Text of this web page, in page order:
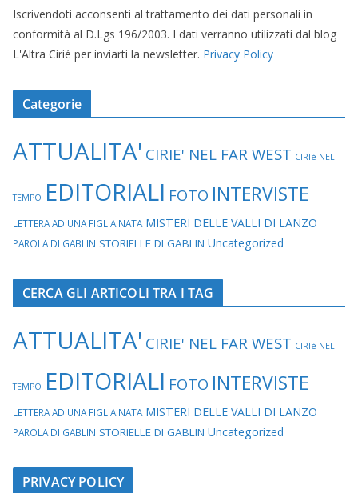
Iscrivendoti acconsenti al trattamento dei dati personali in
conformità al D.Lgs 196/2003. I dati verranno utilizzati dal blog
L'Altra Cirié per inviarti la newsletter. Privacy Policy
Categorie
ATTUALITA' CIRIE' NEL FAR WEST CIRIè NEL
TEMPO EDITORIALI FOTO INTERVISTE
LETTERA AD UNA FIGLIA NATA MISTERI DELLE VALLI DI LANZO
PAROLA DI GABLIN STORIELLE DI GABLIN Uncategorized
CERCA GLI ARTICOLI TRA I TAG
ATTUALITA' CIRIE' NEL FAR WEST CIRIè NEL
TEMPO EDITORIALI FOTO INTERVISTE
LETTERA AD UNA FIGLIA NATA MISTERI DELLE VALLI DI LANZO
PAROLA DI GABLIN STORIELLE DI GABLIN Uncategorized
PRIVACY POLICY